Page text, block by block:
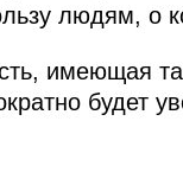
людям, о
имеющая
будет